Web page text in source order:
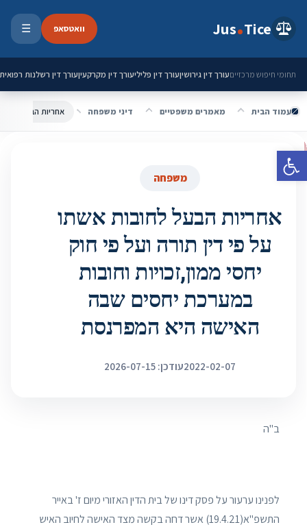
פתח סרגל נגישות
Jus Tice וואטסאפ ☰
תחומי חיפוש מרכזייםעורך דין גירושיןעורך דין פליליעורך דין מקרקעיןעורך דין רשלנות רפואית
עמוד הבית מאמרים משפטיים דיני משפחה
משפחה
אחריות הבעל לחובות אשתו
על פי דין תורה ועל פי חוק
יחסי ממון,זכויות וחובות
במערכת יחסים שבה
האישה היא המפרנסת
2022-02-07עודכן: 2026-07-15
ב"ה
לפנינו ערעור על פסק דינו של בית הדין האזורי מיום ז' באייר
התשפ"א(19.4.21) אשר דחה בקשה מצד האישה לחיוב האיש